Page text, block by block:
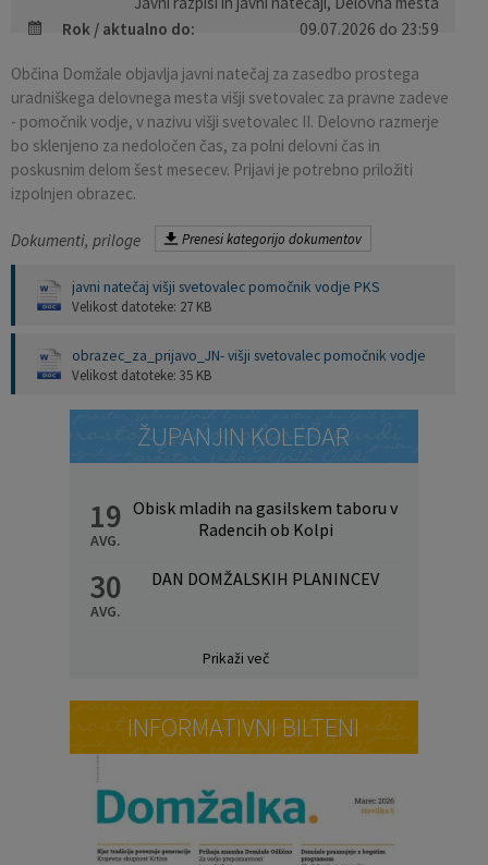
Rok / aktualno do:
09.07.2026 do 23:59
Občina Domžale objavlja javni natečaj za zasedbo prostega
uradniškega delovnega mesta višji svetovalec za pravne zadeve
- pomočnik vodje, v nazivu višji svetovalec II. Delovno razmerje
bo sklenjeno za nedoločen čas, za polni delovni čas in
poskusnim delom šest mesecev. Prijavi je potrebno priložiti
izpolnjen obrazec.
Dokumenti, priloge Prenesi kategorijo dokumentov
javni natečaj višji svetovalec pomočnik vodje PKS
Velikost datoteke: 27 KB
obrazec_za_prijavo_JN- višji svetovalec pomočnik vodje
Velikost datoteke: 35 KB
ŽUPANJIN KOLEDAR
19
AVG.
Obisk mladih na gasilskem taboru v
Radencih ob Kolpi
30
AVG.
DAN DOMŽALSKIH PLANINCEV
Prikaži več
INFORMATIVNI BILTENI
Pobratene občine
Fotogalerija
Občina Moravče
Mestna občina Ljubljana
Občinska volilna komisija
Krajevne skupnosti
Državni organi
Svet za preventivo in vzgojo v cestnem prometu
Katalog informacij javnega značaja
Uradne ure
Mladi
Zaščita in reševanje
Zapuščene živali
Oskrba s plinom
Srednja šola Domžale
Urejanje javnih površin
Pomembni kontakti
Bilteni
Glasilo Slamnik
Občinski predpisi
Uradni vestnik
Proračun Občine
E-obvestila Občine
Lokalne volitve